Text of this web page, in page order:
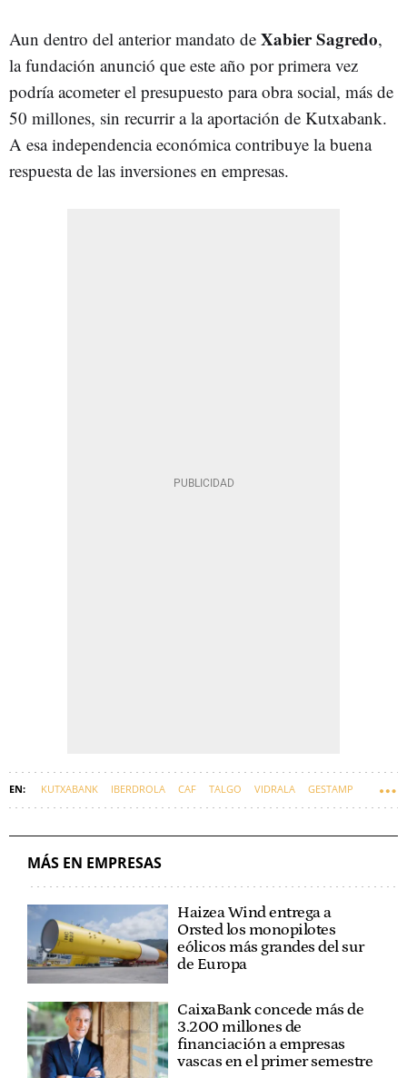
Aun dentro del anterior mandato de Xabier Sagredo,
la fundación anunció que este año por primera vez
podría acometer el presupuesto para obra social, más de
50 millones, sin recurrir a la aportación de Kutxabank.
A esa independencia económica contribuye la buena
respuesta de las inversiones en empresas.
KUTXABANK IBERDROLA CAF TALGO VIDRALA GESTAMP
MÁS EN EMPRESAS
Haizea Wind entrega a
Orsted los monopilotes
eólicos más grandes del sur
de Europa
CaixaBank concede más de
3.200 millones de
financiación a empresas
vascas en el primer semestre